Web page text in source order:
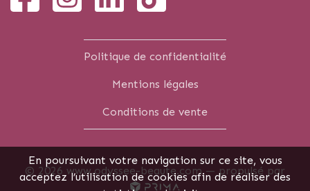
Politique de confidentialité
Mentions légales
Conditions de vente
© 2026 www.odyssee-beaute.com — propulsé par
En poursuivant votre navigation sur ce site, vous
acceptez l’utilisation de cookies afin de réaliser des